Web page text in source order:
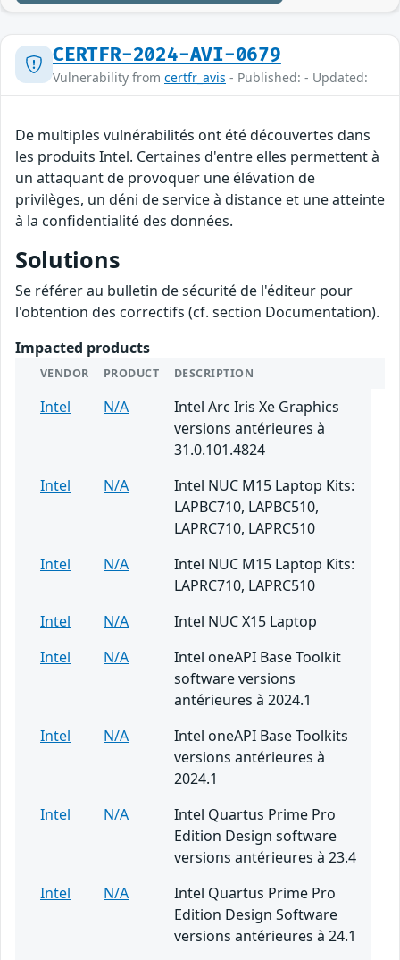
CERTFR-2024-AVI-0679
Vulnerability from certfr_avis - Published: - Updated:
De multiples vulnérabilités ont été découvertes dans
les produits Intel. Certaines d'entre elles permettent à
un attaquant de provoquer une élévation de
privilèges, un déni de service à distance et une atteinte
à la confidentialité des données.
Solutions
Se référer au bulletin de sécurité de l'éditeur pour
l'obtention des correctifs (cf. section Documentation).
Impacted products
VENDOR PRODUCT DESCRIPTION
Intel N/A
Intel Arc Iris Xe Graphics
versions antérieures à
31.0.101.4824
Intel
N/A
Intel NUC M15 Laptop Kits:
LAPBC710, LAPBC510,
LAPRC710, LAPRC510
Intel
N/A
Intel NUC M15 Laptop Kits:
LAPRC710, LAPRC510
Intel
N/A
Intel NUC X15 Laptop
Intel
N/A
Intel oneAPI Base Toolkit
software versions
antérieures à 2024.1
Intel
N/A
Intel oneAPI Base Toolkits
versions antérieures à
2024.1
Intel
N/A
Intel Quartus Prime Pro
Edition Design software
versions antérieures à 23.4
Intel
N/A
Intel Quartus Prime Pro
Edition Design Software
versions antérieures à 24.1